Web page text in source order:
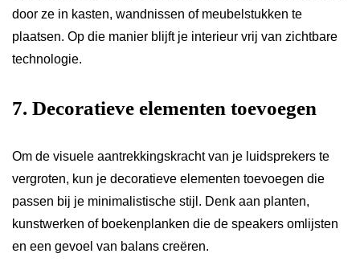
door ze in kasten, wandnissen of meubelstukken te
plaatsen. Op die manier blijft je interieur vrij van zichtbare
technologie.
7. Decoratieve elementen toevoegen
Om de visuele aantrekkingskracht van je luidsprekers te
vergroten, kun je decoratieve elementen toevoegen die
passen bij je minimalistische stijl. Denk aan planten,
kunstwerken of boekenplanken die de speakers omlijsten
en een gevoel van balans creëren.